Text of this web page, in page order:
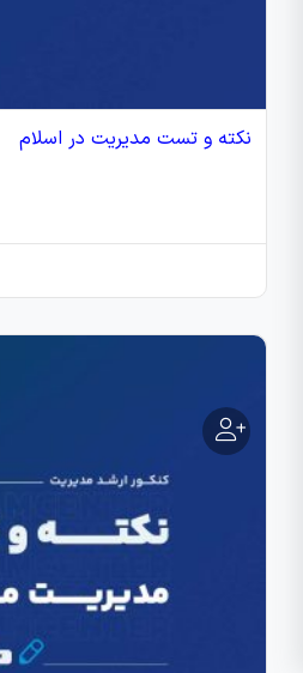
نکته و تست مدیریت در اسلام